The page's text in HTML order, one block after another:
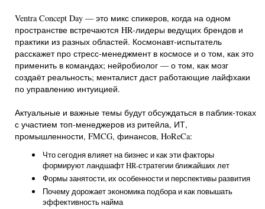
Ventra Concept Day — это микс спикеров, когда на одном
пространстве встречаются HR-лидеры ведущих брендов и
практики из разных областей. Космонавт-испытатель
расскажет про стресс-менеджмент в космосе и о том, как это
применить в командах; нейробиолог — о том, как мозг
создаёт реальность; менталист даст работающие лайфхаки
по управлению интуицией.
Актуальные и важные темы будут обсуждаться в паблик-токах
с участием топ-менеджеров из ритейла, ИТ,
промышленности, FMCG, финансов, HoReCa:
Что сегодня влияет на бизнес и как эти факторы
формируют ландшафт HR-стратегии ближайших лет
Формы занятости, их особенности и перспективы развития
Почему дорожает экономика подбора и как повышать
эффективность найма